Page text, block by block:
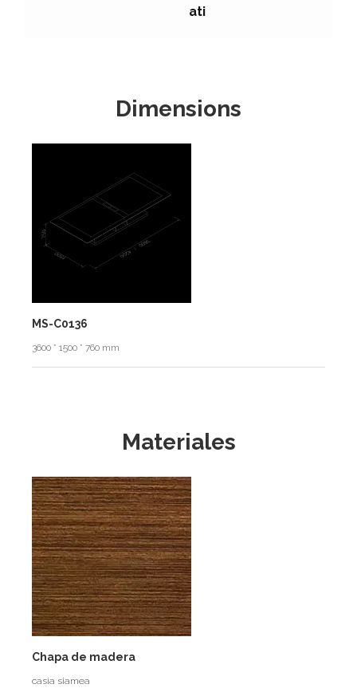
ati
Dimensions
MS-C0136
3600 * 1500 * 760 mm
Materiales
Chapa de madera
casia siamea